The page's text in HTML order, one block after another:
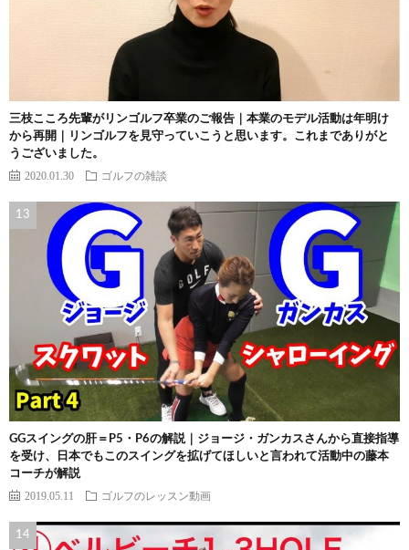
三枝こころ先輩がリンゴルフ卒業のご報告｜本業のモデル活動は年明け
から再開｜リンゴルフを見守っていこうと思います。これまでありがと
うございました。
2020.01.30 ゴルフの雑談
GGスイングの肝＝P5・P6の解説｜ジョージ・ガンカスさんから直接指導
を受け、日本でもこのスイングを拡げてほしいと言われて活動中の藤本
コーチが解説
2019.05.11 ゴルフのレッスン動画